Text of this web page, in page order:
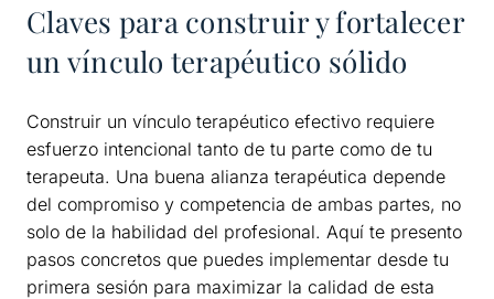
Claves para construir y fortalecer
un vínculo terapéutico sólido
Construir un vínculo terapéutico efectivo requiere
esfuerzo intencional tanto de tu parte como de tu
terapeuta. Una buena alianza terapéutica depende
del compromiso y competencia de ambas partes, no
solo de la habilidad del profesional. Aquí te presento
pasos concretos que puedes implementar desde tu
primera sesión para maximizar la calidad de esta